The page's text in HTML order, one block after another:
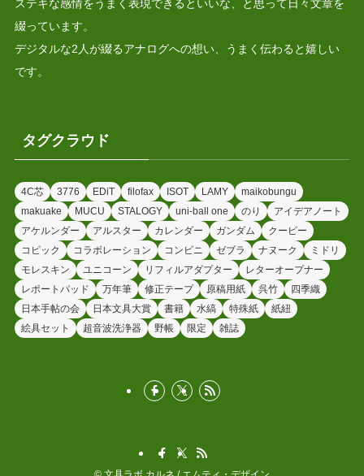
ステキな感情をうまく表現できるといいな、と思って日々文章を
綴っています。
デジタルな2人が綴るアナログへの想い、うまく伝わると嬉しい
です。
タグクラウド
4C芯 3776 EDiT filofax ISOT LAMY
maikobungu
makuake
MUCU STALOGY uni-ball one のり
アイデアノート
アケルンダー
アルスター カレンダー ガンダム
クーピー
コピック
コラボレーション コンビニ ゼブラ ナヌーク
ミドリ
モレスキン
ユニコーン リフィルアダプター
レターオープナー
レポートパッド
万年筆 修正テープ 原稿用紙 呉竹
四季織
日本手帖の会
日本文具大賞 書籍 水縞 特殊紙
紙紐
絵具セット
超音波洗浄器 野帳 限定 雑誌